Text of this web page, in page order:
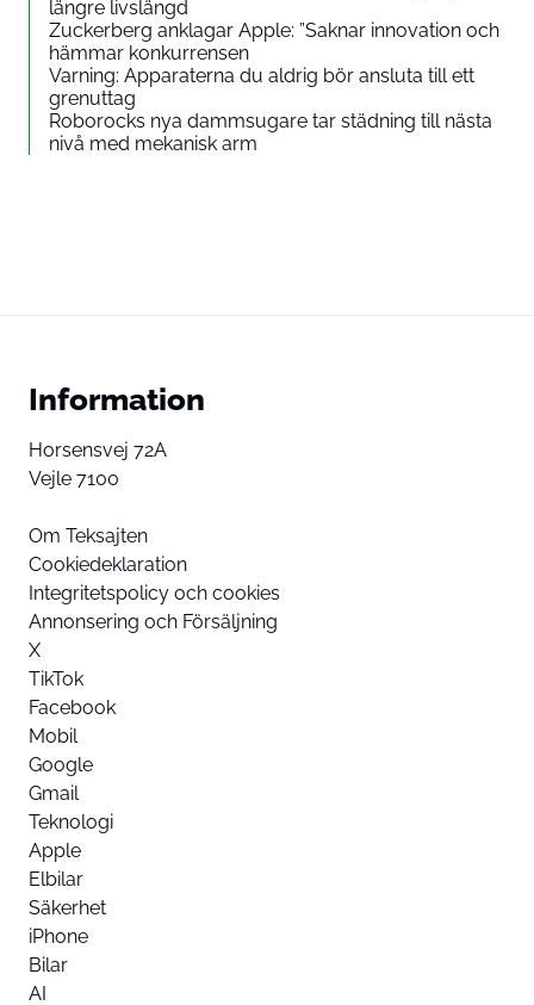
längre livslängd
Zuckerberg anklagar Apple: ”Saknar innovation och
hämmar konkurrensen
Varning: Apparaterna du aldrig bör ansluta till ett
grenuttag
Roborocks nya dammsugare tar städning till nästa
nivå med mekanisk arm
Information
Horsensvej 72A
Vejle 7100
Om Teksajten
Cookiedeklaration
Integritetspolicy och cookies
Annonsering och Försäljning
X
TikTok
Facebook
Mobil
Google
Gmail
Teknologi
Apple
Elbilar
Säkerhet
iPhone
Bilar
AI